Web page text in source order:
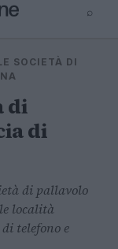
⌕
⌕
SOCIETÀ DI
di
di
di pallavolo
località
telefono e